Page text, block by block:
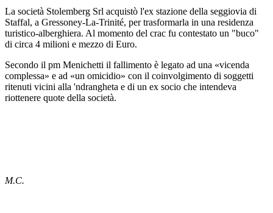
La società Stolemberg Srl acquistò l'ex stazione della seggiovia di
Staffal, a Gressoney-La-Trinité, per trasformarla in una residenza
turistico-alberghiera. Al momento del crac fu contestato un "buco"
di circa 4 milioni e mezzo di Euro.
Secondo il pm Menichetti il fallimento è legato ad una «vicenda
complessa» e ad «un omicidio» con il coinvolgimento di soggetti
ritenuti vicini alla 'ndrangheta e di un ex socio che intendeva
riottenere quote della società.
M.C.